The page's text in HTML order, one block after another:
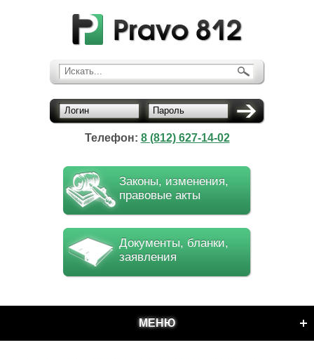
Искать...
Логин Пароль
Телефон: 8 (812) 627-14-02
Законы, изменения,
правовые акты
Документы, бланки,
заявления
МЕНЮ